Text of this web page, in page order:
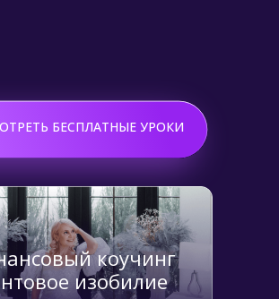
БЕСПЛАТНЫЕ УРОКИ
коучинг
изобилие